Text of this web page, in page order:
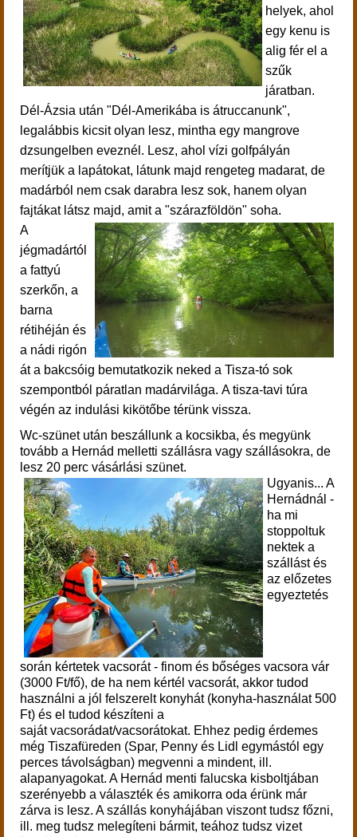
helyek, ahol
egy kenu is
alig fér el a
szűk
járatban.
Dél-Ázsia után "Dél-Amerikába is átruccanunk",
legalábbis kicsit olyan lesz, mintha egy mangrove
dzsungelben eveznél. Lesz, ahol vízi golfpályán
merítjük a lapátokat, látunk majd rengeteg madarat, de
madárból nem csak darabra lesz sok, hanem olyan
fajtákat látsz majd, amit a "szárazföldön" soha.
A
jégmadártól
a fattyú
szerkőn, a
barna
rétihéján és
a nádi rigón
át a bakcsóig bemutatkozik neked a Tisza-tó sok
szempontból páratlan madárvilága. A tisza-tavi túra
végén az indulási kikötőbe térünk vissza.
Wc-szünet után beszállunk a kocsikba, és megyünk
tovább a Hernád melletti szállásra vagy szállásokra, de
lesz 20 perc vásárlási szünet.
Ugyanis... A
Hernádnál -
ha mi
stoppoltuk
nektek a
szállást és
az előzetes
egyeztetés
során kértetek vacsorát - finom és bőséges vacsora vár
(3000 Ft/fő), de ha nem kértél vacsorát, akkor tudod
használni a jól felszerelt konyhát (konyha-használat 500
Ft) és el tudod készíteni a
saját vacsorádat/vacsorátokat. Ehhez pedig érdemes
még Tiszafüreden (Spar, Penny és Lidl egymástól egy
perces távolságban) megvenni a mindent, ill.
alapanyagokat. A Hernád menti falucska kisboltjában
szerényebb a választék és amikorra oda érünk már
zárva is lesz. A szállás konyhájában viszont tudsz főzni,
ill. meg tudsz melegíteni bármit, teához tudsz vizet